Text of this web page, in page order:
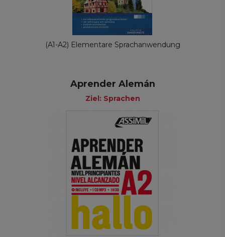
(A1-A2) Elementare Sprachanwendung
Aprender Alemán
Ziel: Sprachen